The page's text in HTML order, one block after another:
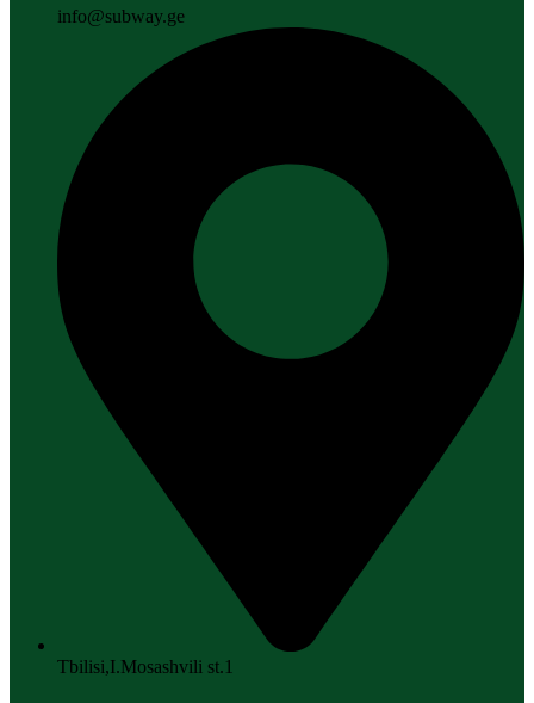
info@subway.ge
Tbilisi,I.Mosashvili st.1